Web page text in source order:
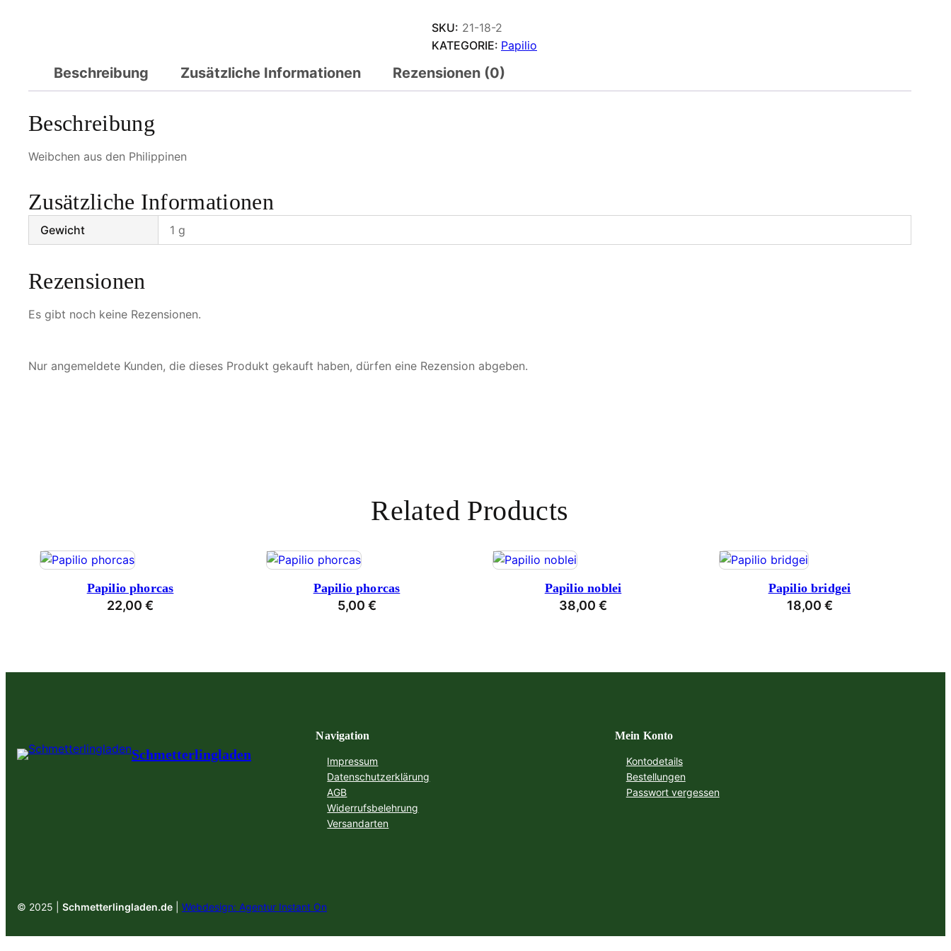
SKU: 21-18-2
KATEGORIE: Papilio
Beschreibung Zusätzliche Informationen Rezensionen (0)
Beschreibung
Weibchen aus den Philippinen
Zusätzliche Informationen
Gewicht 1 g
Rezensionen
Es gibt noch keine Rezensionen.
Nur angemeldete Kunden, die dieses Produkt gekauft haben, dürfen eine Rezension abgeben.
Related Products
Papilio phorcas
22,00 €
Papilio phorcas
5,00 €
Papilio noblei
38,00 €
Papilio bridgei
18,00 €
Schmetterlingladen
Navigation
Impressum
Datenschutzerklärung
AGB
Widerrufsbelehrung
Versandarten
Mein Konto
Kontodetails
Bestellungen
Passwort vergessen
© 2025 | Schmetterlingladen.de Webdesign: Agentur Instant On